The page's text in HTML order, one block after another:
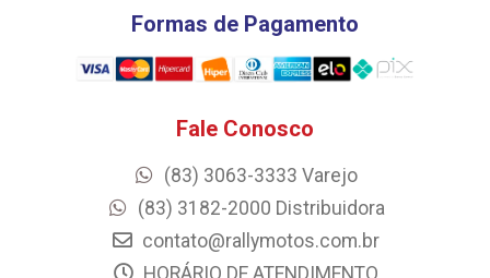
Formas de Pagamento
Fale Conosco
(83) 3063-3333 Varejo
(83) 3182-2000 Distribuidora
contato@rallymotos.com.br
HORÁRIO DE ATENDIMENTO